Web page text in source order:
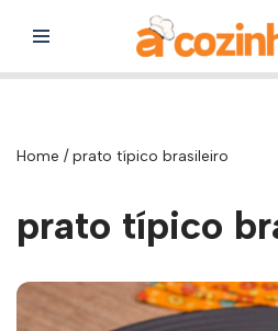
para
Home /prato típico brasileiro
prato típico